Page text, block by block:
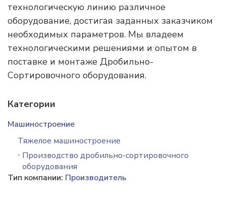
технологическую линию различное
оборудование, достигая заданных заказчиком
необходимых параметров. Мы владеем
технологическими решениями и опытом в
поставке и монтаже Дробильно-
Сортировочного оборудования.
Категории
Машиностроение
Тяжелое машиностроение
Производство дробильно-сортировочного
оборудования
Тип компании: Производитель